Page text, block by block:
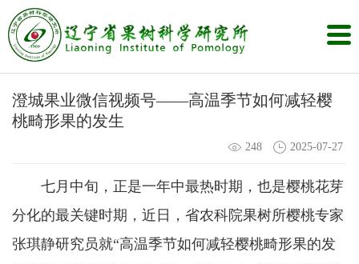
澄城果业微信视频号——高温季节如何减轻樱
桃畸形果的发生
248 2025-07-27
七月中旬，正是一年中最热时期，也是樱桃花芽
分化的最关键时期，近日，省农科院果树所樱桃专家
张琪静研究员就“高温季节如何减轻樱桃畸形果的发